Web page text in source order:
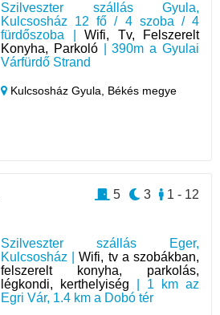
Szilveszter szállás Gyula,
Kulcsosház 12 fő / 4 szoba / 4
fürdőszoba |Wifi, Tv, Felszerelt
Konyha, Parkoló| 390m a Gyulai
Várfürdő Strand
Kulcsosház Gyula, Békés megye
Szilveszter szállás Eger,
Kulcsosház |Wifi, tv a szobákban,
felszerelt konyha, parkolás,
légkondi, kerthelyiség | 1 km az
Egri Vár, 1.4 km a Dobó tér
1 - 12
3
5